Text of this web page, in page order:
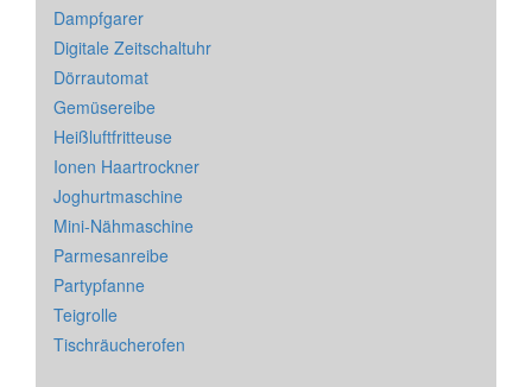
Dampfgarer
Digitale Zeitschaltuhr
Dörrautomat
Gemüsereibe
Heißluftfritteuse
Ionen Haartrockner
Joghurtmaschine
Mini-Nähmaschine
Parmesanreibe
Partypfanne
Teigrolle
Tischräucherofen